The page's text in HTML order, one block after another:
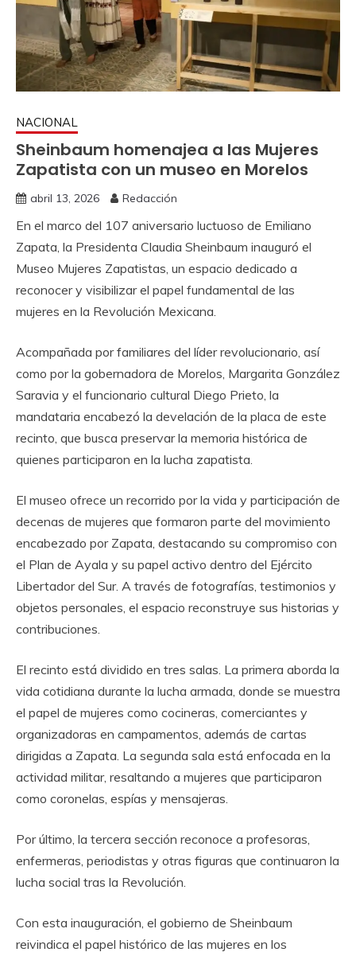
NACIONAL
Sheinbaum homenajea a las Mujeres
Zapatista con un museo en Morelos
abril 13, 2026 Redacción
En el marco del 107 aniversario luctuoso de Emiliano
Zapata, la Presidenta Claudia Sheinbaum inauguró el
Museo Mujeres Zapatistas, un espacio dedicado a
reconocer y visibilizar el papel fundamental de las
mujeres en la Revolución Mexicana.
Acompañada por familiares del líder revolucionario, así
como por la gobernadora de Morelos, Margarita González
Saravia y el funcionario cultural Diego Prieto, la
mandataria encabezó la develación de la placa de este
recinto, que busca preservar la memoria histórica de
quienes participaron en la lucha zapatista.
El museo ofrece un recorrido por la vida y participación de
decenas de mujeres que formaron parte del movimiento
encabezado por Zapata, destacando su compromiso con
el Plan de Ayala y su papel activo dentro del Ejército
Libertador del Sur. A través de fotografías, testimonios y
objetos personales, el espacio reconstruye sus historias y
contribuciones.
El recinto está dividido en tres salas. La primera aborda la
vida cotidiana durante la lucha armada, donde se muestra
el papel de mujeres como cocineras, comerciantes y
organizadoras en campamentos, además de cartas
dirigidas a Zapata. La segunda sala está enfocada en la
actividad militar, resaltando a mujeres que participaron
como coronelas, espías y mensajeras.
Por último, la tercera sección reconoce a profesoras,
enfermeras, periodistas y otras figuras que continuaron la
lucha social tras la Revolución.
Con esta inauguración, el gobierno de Sheinbaum
reivindica el papel histórico de las mujeres en los